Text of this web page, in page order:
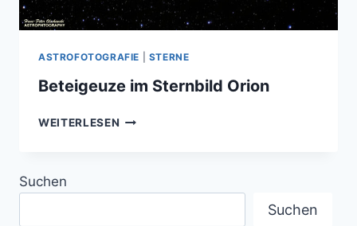
ASTROFOTOGRAFIE STERNE
Beteigeuze im Sternbild Orion
WEITERLESEN BETEIGEUZE
Suchen
Suchen